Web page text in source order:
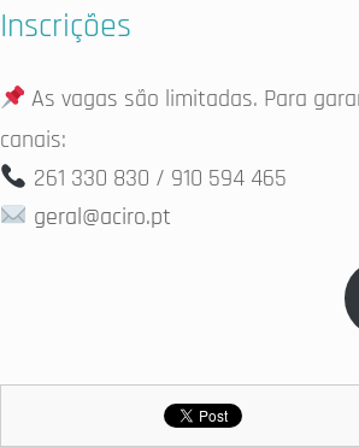
Inscrições
As vagas são limitadas. Para
canais:
261 330 830 / 910 594 465
geral@aciro.pt